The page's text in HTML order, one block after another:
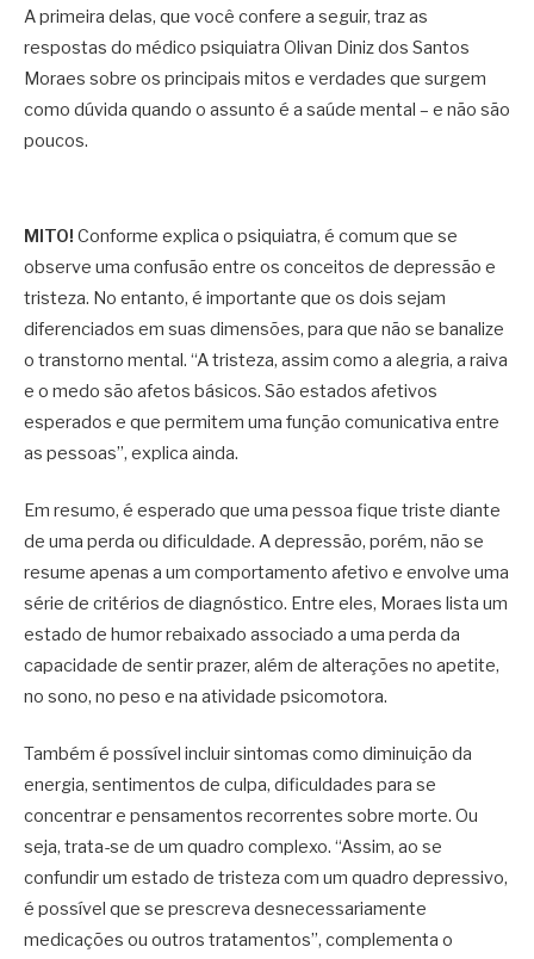
A primeira delas, que você confere a seguir, traz as
respostas do médico psiquiatra Olivan Diniz dos Santos
Moraes sobre os principais mitos e verdades que surgem
como dúvida quando o assunto é a saúde mental – e não são
poucos.
MITO! Conforme explica o psiquiatra, é comum que se
observe uma confusão entre os conceitos de depressão e
tristeza. No entanto, é importante que os dois sejam
diferenciados em suas dimensões, para que não se banalize
o transtorno mental. “A tristeza, assim como a alegria, a raiva
e o medo são afetos básicos. São estados afetivos
esperados e que permitem uma função comunicativa entre
as pessoas”, explica ainda.
Em resumo, é esperado que uma pessoa fique triste diante
de uma perda ou dificuldade. A depressão, porém, não se
resume apenas a um comportamento afetivo e envolve uma
série de critérios de diagnóstico. Entre eles, Moraes lista um
estado de humor rebaixado associado a uma perda da
capacidade de sentir prazer, além de alterações no apetite,
no sono, no peso e na atividade psicomotora.
Também é possível incluir sintomas como diminuição da
energia, sentimentos de culpa, dificuldades para se
concentrar e pensamentos recorrentes sobre morte. Ou
seja, trata-se de um quadro complexo. “Assim, ao se
confundir um estado de tristeza com um quadro depressivo,
é possível que se prescreva desnecessariamente
medicações ou outros tratamentos”, complementa o